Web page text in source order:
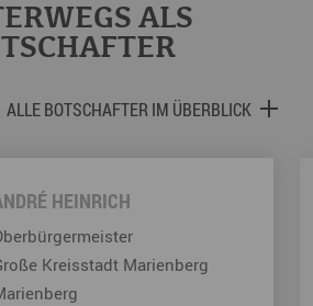
ALS
ALLE BOTSCHAFTER IM ÜBERBLICK
HEINRICH
Kreisstadt Marienberg